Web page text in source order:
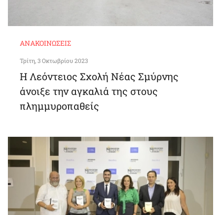
ΑΝΑΚΟΙΝΏΣΕΙΣ
Τρίτη, 3 Οκτωβρίου 2023
Η Λεόντειος Σχολή Νέας Σμύρνης
άνοιξε την αγκαλιά της στους
πλημμυροπαθείς